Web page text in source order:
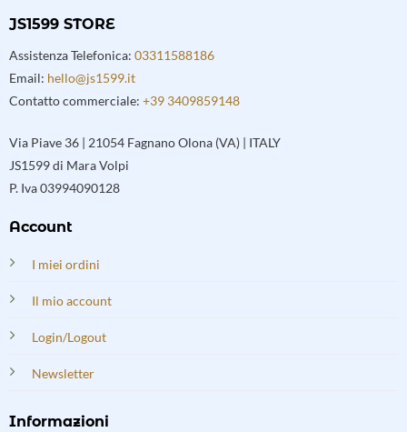
JS1599 STORE
Assistenza Telefonica: 03311588186
Email: hello@js1599.it
Contatto commerciale: +39 3409859148
Via Piave 36 | 21054 Fagnano Olona (VA) | ITALY
JS1599 di Mara Volpi
P. Iva 03994090128
Account
I miei ordini
Il mio account
Login/Logout
Newsletter
Informazioni